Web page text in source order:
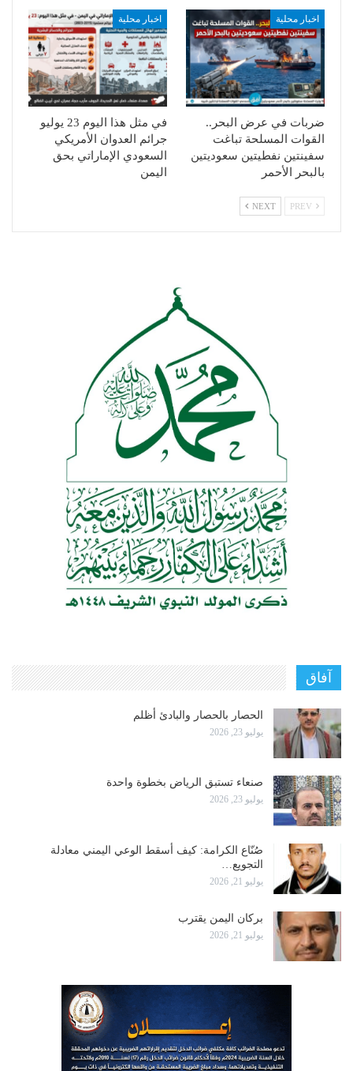
اخبار محلية
ضربات في عرض البحر..
القوات المسلحة تباغت
سفينتين نفطيتين سعوديتين
بالبحر الأحمر
اخبار محلية
في مثل هذا اليوم 23 يوليو
جرائم العدوان الأمريكي
السعودي الإماراتي بحق
اليمن
NEXT
آفاق
الحصار بالحصار والبادئ أظلم
يوليو 23, 2026
صنعاء تستبق الرياض بخطوة واحدة
يوليو 23, 2026
صُنّاع الكرامة: كيف أسقط الوعي اليمني معادلة
التجويع…
يوليو 21, 2026
بركان اليمن يقترب
يوليو 21, 2026